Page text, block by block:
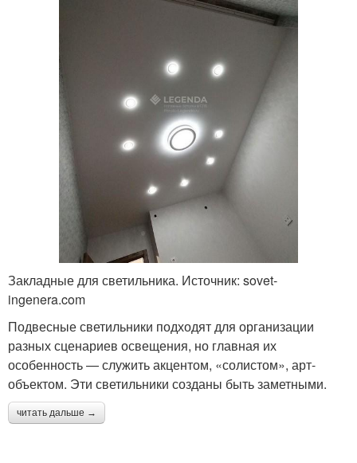
Закладные для светильника. Источник: sovet-
ingenera.com
Подвесные светильники подходят для организации
разных сценариев освещения, но главная их
особенность — служить акцентом, «солистом», арт-
объектом. Эти светильники созданы быть заметными.
читать дальше →